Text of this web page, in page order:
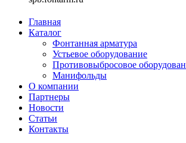
Главная
Каталог
Фонтанная арматура
Устьевое оборудование
Противовыбросовое
Манифольды
О компании
Партнеры
Новости
Статьи
Контакты